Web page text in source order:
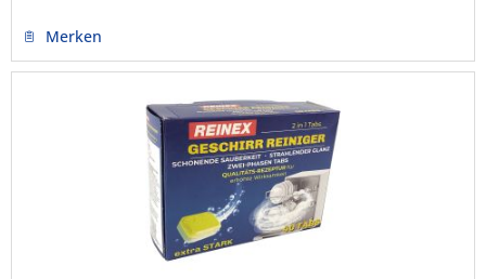
Merken